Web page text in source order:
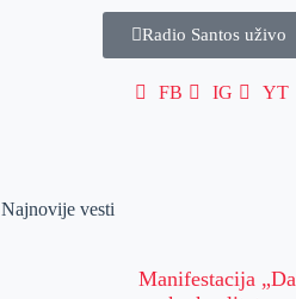
Radio Santos uživo
FB IG YT
Najnovije vesti
Manifestacija